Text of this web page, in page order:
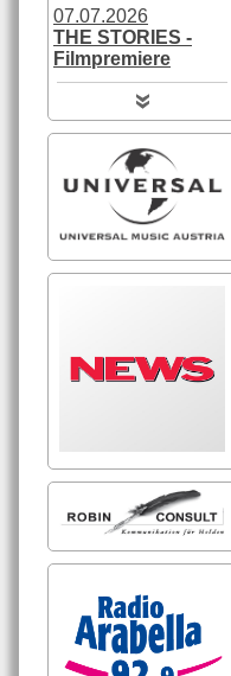
07.07.2026
THE STORIES -
Filmpremiere